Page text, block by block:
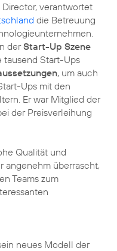
Director, verantwortet
die Betreuung
derStart-Up Szene
tausend Start-Ups
, um auch
Ups mit den
Er war Mitglied der
der Preisverleihung
Qualität und
angenehm überrascht,
Teams zum
neues Modell der